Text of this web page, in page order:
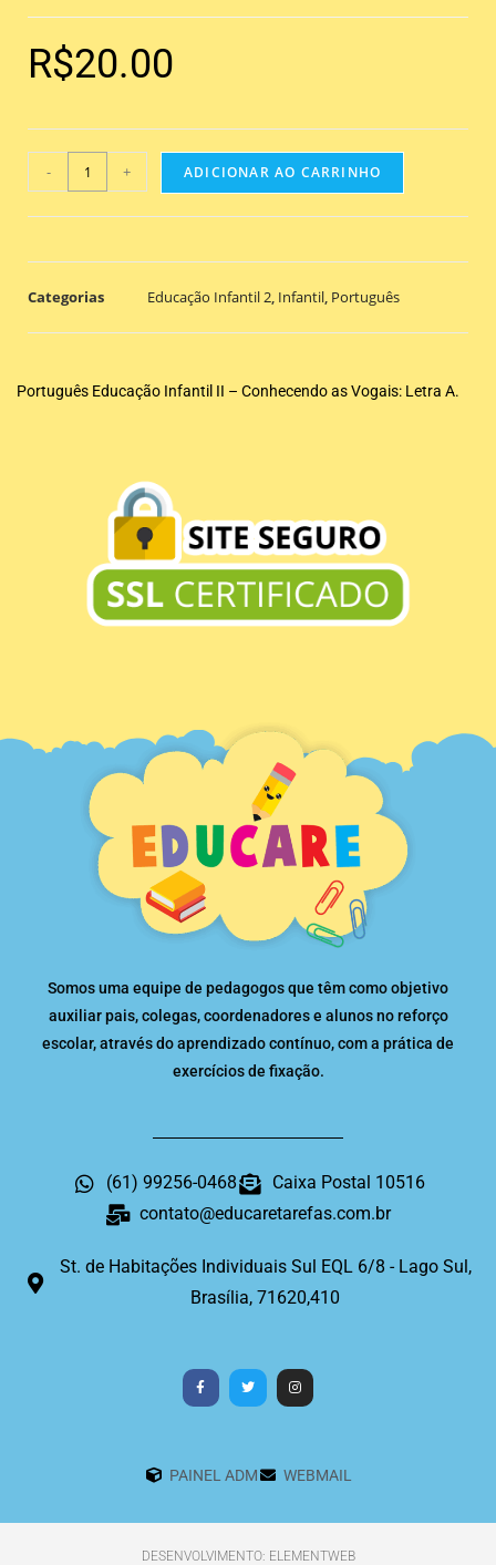
R$20.00
- + ADICIONAR AO CARRINHO
Categorias Educação Infantil 2, Infantil, Português
Português Educação Infantil II – Conhecendo as Vogais: Letra A.
Somos uma equipe de pedagogos que têm como objetivo
auxiliar pais, colegas, coordenadores e alunos no reforço
escolar, através do aprendizado contínuo, com a prática de
exercícios de fixação.
(61) 99256-0468
Caixa Postal 10516
contato@educaretarefas.com.br
St. de Habitações Individuais Sul EQL 6/8 - Lago Sul,
Brasília, 71620,410
PAINEL ADM WEBMAIL
DESENVOLVIMENTO: ELEMENTWEB